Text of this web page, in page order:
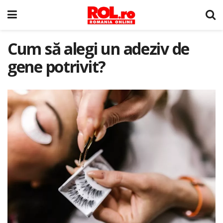
Cum să alegi un adeziv de
gene potrivit?